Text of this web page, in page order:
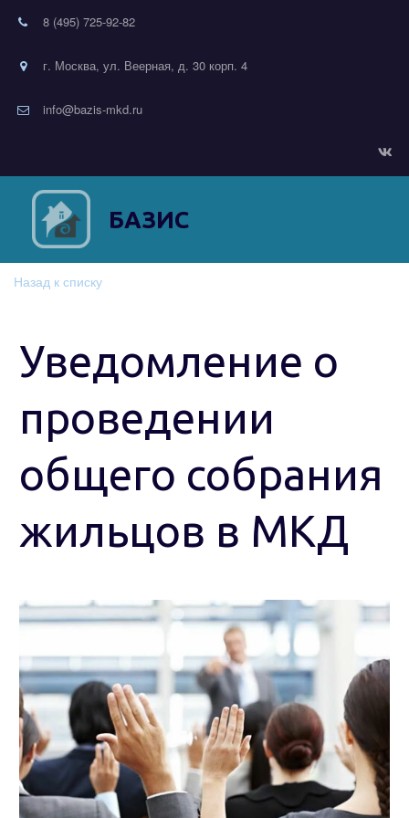
8 (495) 725-92-82
г. Москва, ул. Веерная, д. 30 корп. 4
info@bazis-mkd.ru
БАЗИС
Назад к списку
Уведомление о
проведении
общего собрания
жильцов в МКД